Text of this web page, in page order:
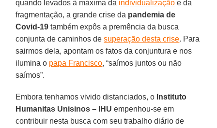
quando levados à máxima da individualização e da
fragmentação, a grande crise da pandemia de
Covid-19 também expôs a premência da busca
conjunta de caminhos desuperação desta crise. Para
sairmos dela, apontam os fatos da conjuntura e nos
ilumina o papa Francisco, “saímos juntos ou não
saímos”.
Embora tenhamos vivido distanciados, o Instituto
Humanitas Unisinos – IHU empenhou-se em
contribuir nesta busca com seu trabalho diário de